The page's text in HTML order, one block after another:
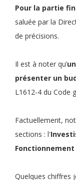
Pour la partie
saluée par la
de précisions.
Il est à noter qu’
présenter un
L1612-4 du Code
Factuellement,
sections : l'
Fonctionnement
Quelques chiffres